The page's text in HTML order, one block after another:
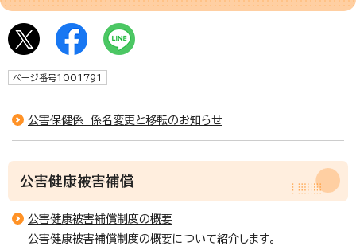
ページ番号1001791
公害保健係 係名変更と移転のお知らせ
公害健康被害補償
公害健康被害補償制度の概要
公害健康被害補償制度の概要について紹介します。